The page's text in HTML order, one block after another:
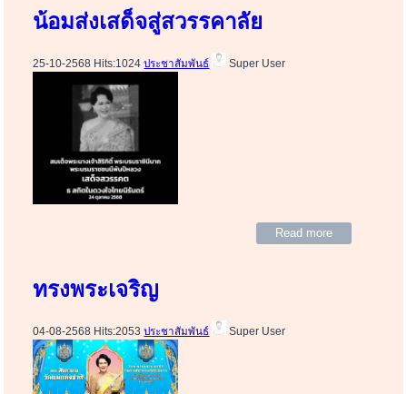
น้อมส่งเสด็จสู่สวรรคาลัย
25-10-2568 Hits:1024ประชาสัมพันธ์ Super User
Read more
ทรงพระเจริญ
04-08-2568 Hits:2053ประชาสัมพันธ์ Super User